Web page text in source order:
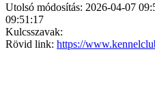
Utolsó módosítás: 2026-04-07
09:51:17
Kulcsszavak:
Rövid link: https://